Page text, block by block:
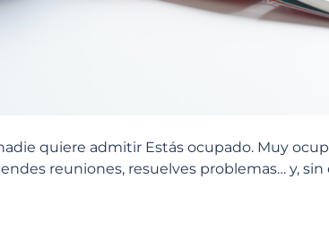
quiere admitir Estás ocupado. Muy
reuniones, resuelves problemas… y,